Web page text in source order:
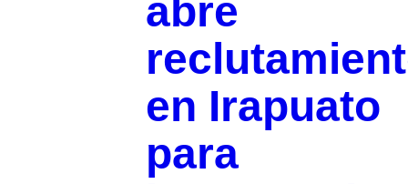
abre
en Irapuato
para